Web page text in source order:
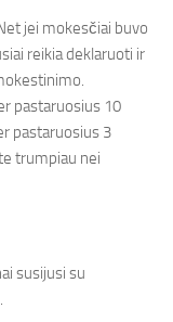
jei mokesčiai buvo
reikia deklaruoti ir
pastaruosius 10
pastaruosius 3
trumpiau nei
susijusi su